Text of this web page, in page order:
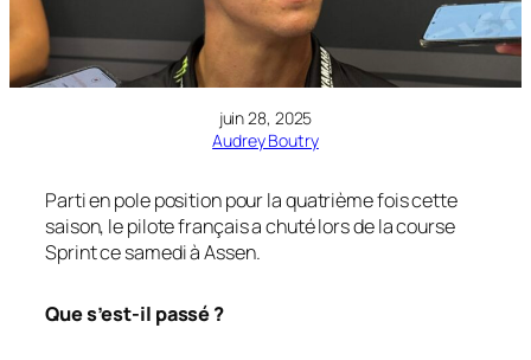
juin 28, 2025
Audrey Boutry
Parti en pole position pour la quatrième fois cette
saison, le pilote français a chuté lors de la course
Sprint ce samedi à Assen.
Que s’est-il passé ?